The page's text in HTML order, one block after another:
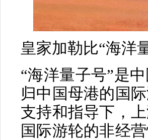
皇家加勒比“海洋
“海洋量子号”是
归中国母港的国
支持和指导下，
国际游轮的非经